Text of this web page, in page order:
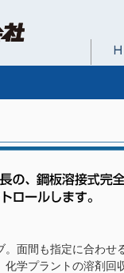
面間も指定に合わせ
学プラントの溶剤回